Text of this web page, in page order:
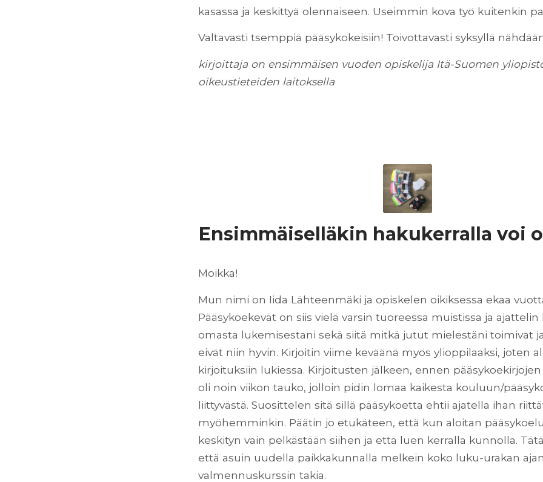
kasassa ja keskittyä olennaiseen. Useimmin kova työ kuitenkin
Valtavasti tsemppiä pääsykokeisiin! Toivottavasti syksyllä
kirjoittaja on ensimmäisen vuoden opiskelija Itä-Suomen
oikeustieteiden laitoksella
Ensimmäiselläkin hakukerralla voi
Moikka!
Mun nimi on Iida Lähteenmäki ja opiskelen oikiksessa ekaa
Pääsykoekevät on siis vielä varsin tuoreessa muistissa ja ajattelin
omasta lukemisestani sekä siitä mitkä jutut mielestäni toimivat
eivät niin hyvin. Kirjoitin viime keväänä myös ylioppilaaksi, joten
kirjoituksiin lukiessa. Kirjoitusten jälkeen, ennen
oli noin viikon tauko, jolloin pidin lomaa kaikesta kouluun/
liittyvästä. Suosittelen sitä sillä pääsykoetta ehtii ajatella ihan
myöhemminkin. Päätin jo etukäteen, että kun aloitan
keskityn vain pelkästään siihen ja että luen kerralla kunnolla.
että asuin uudella paikkakunnalla melkein koko luku-urakan ajan
valmennuskurssin takia.